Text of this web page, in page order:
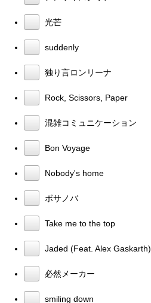
光芒
suddenly
独り言ロンリーナ
Rock, Scissors, Paper
混雑コミュニケーション
Bon Voyage
Nobody's home
ボサノバ
Take me to the top
Jaded (Feat. Alex Gaskarth)
必然メーカー
smiling down